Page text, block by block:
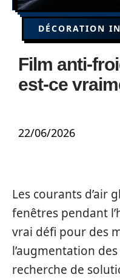
DÉCORATION
Film anti-
est-ce
22/06/2026
Les courants d’air
fenêtres pendant
vrai défi pour des
l’augmentation
recherche de